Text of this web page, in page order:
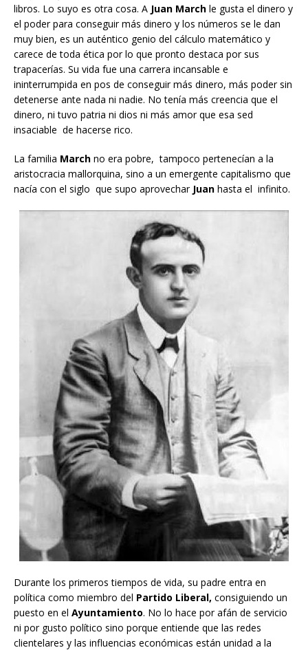
libros. Lo suyo es otra cosa. A Juan March le gusta el dinero y
el poder para conseguir más dinero y los números se le dan
muy bien, es un auténtico genio del cálculo matemático y
carece de toda ética por lo que pronto destaca por sus
trapacerías. Su vida fue una carrera incansable e
ininterrumpida en pos de conseguir más dinero, más poder sin
detenerse ante nada ni nadie. No tenía más creencia que el
dinero, ni tuvo patria ni dios ni más amor que esa sed
insaciable de hacerse rico.
La familia March no era pobre, tampoco pertenecían a la
aristocracia mallorquina, sino a un emergente capitalismo que
nacía con el siglo que supo aprovechar Juan hasta el infinito.
Durante los primeros tiempos de vida, su padre entra en
política como miembro del Partido Liberal, consiguiendo un
puesto en el Ayuntamiento. No lo hace por afán de servicio
ni por gusto político sino porque entiende que las redes
clientelares y las influencias económicas están unidad a la